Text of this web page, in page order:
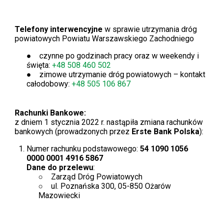
Telefony interwencyjne w sprawie utrzymania dróg
powiatowych Powiatu Warszawskiego Zachodniego
czynne po godzinach pracy oraz w weekendy i
święta: +48 508 460 502
zimowe utrzymanie dróg powiatowych – kontakt
całodobowy: +48 505 106 867
Rachunki Bankowe:
z dniem 1 stycznia 2022 r. nastąpiła zmiana rachunków
bankowych (prowadzonych przez Erste Bank Polska):
Numer rachunku podstawowego: 54 1090 1056
0000 0001 4916 5867
Dane do przelewu:
Zarząd Dróg Powiatowych
ul. Poznańska 300, 05-850 Ożarów
Mazowiecki